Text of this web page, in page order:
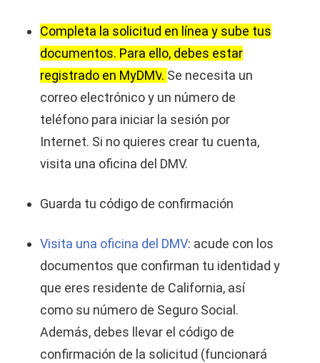
Completa la solicitud en línea y sube tus
documentos. Para ello, debes estar
registrado en MyDMV. Se necesita un
correo electrónico y un número de
teléfono para iniciar la sesión por
Internet. Si no quieres crear tu cuenta,
visita una oficina del DMV.
Guarda tu código de confirmación
Visita una oficina del DMV: acude con los
documentos que confirman tu identidad y
que eres residente de California, así
como su número de Seguro Social.
Además, debes llevar el código de
confirmación de la solicitud (funcionará